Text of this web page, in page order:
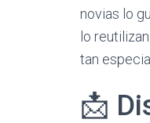
novias lo
lo
tan
​📩